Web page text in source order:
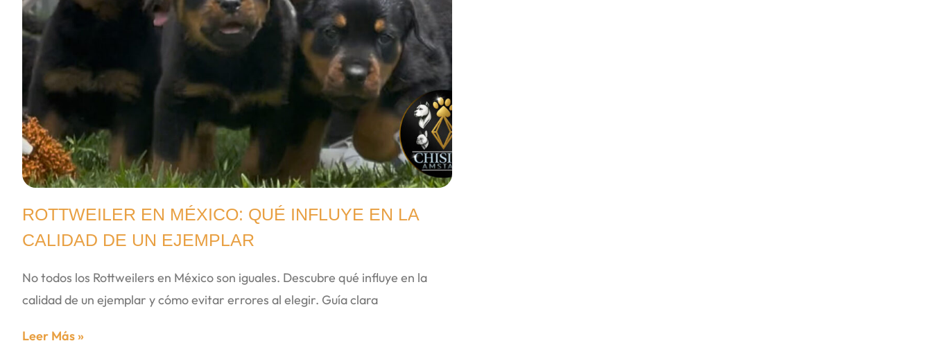
ROTTWEILER EN MÉXICO: QUÉ INFLUYE EN LA
CALIDAD DE UN EJEMPLAR
No todos los Rottweilers en México son iguales. Descubre qué influye en la
calidad de un ejemplar y cómo evitar errores al elegir. Guía clara
Leer Más »